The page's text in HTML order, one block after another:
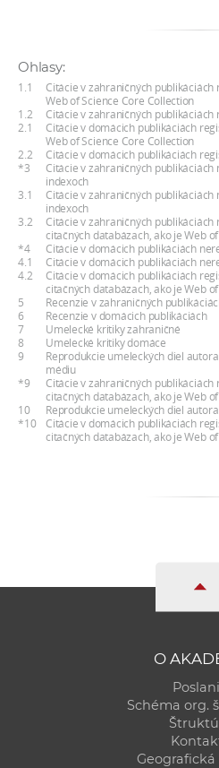
Ohlasy:
1.1
Citácie v zahraničných
Web of Science Core Collection
1.2
Citácie v zahraničných publikáciách
2.1
Citácie v domácich publikáciách
Web of Science Core Collection
2.2
Citácie v domácich publikáciách
*3
Citácie v zahraničných
indexoch
3.1
Citácie v zahraničných
indexoch
3.2
Citácie v zahraničných
citačných databázach, ako je Web
*4
Citácie v domácich publikáciách
4.1
Citácie v domácich publikáciách
4.2
Citácie v domácich publikáciách
citačných databázach, ako je Web
5
Recenzie v zahraničných
6
Recenzie v domácich publikáciách
7
Umelecké kritiky zahraničné
8
Umelecké kritiky domáce
9
Reprodukcie umeleckých diel
médiu
*9
Citácie v zahraničných
citačných databázach, ako je Web
10
Reprodukcie umeleckých diel
*10
Citácie v domácich publikáciách
citačných databázach, ako je Web
O
Schéma org.